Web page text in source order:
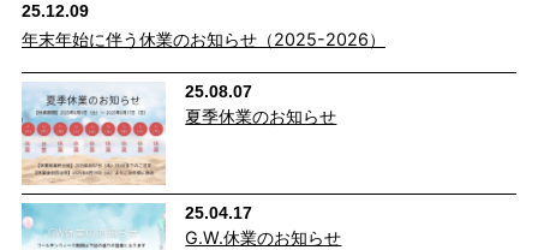
程よいゆとりのワイドシルエット
太すぎないワイドシルエットは足さばきも良く、X脚やO脚など気
になる下半身のラインもしっかりカバー。
25.12.09
年末年始に伴う休業のお知らせ（2025-2026）
25.08.07
夏季休業のお知らせ
25.04.17
G.W.休業のお知らせ